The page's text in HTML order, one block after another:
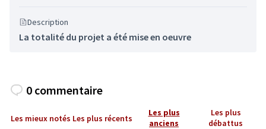
Description
La totalité du projet a été mise en oeuvre
0 commentaire
Les mieux notés Les plus récents
Les plus
anciens
Les plus
débattus